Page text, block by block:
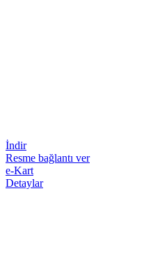
İndir
Resme bağlantı ver
e-Kart
Detaylar